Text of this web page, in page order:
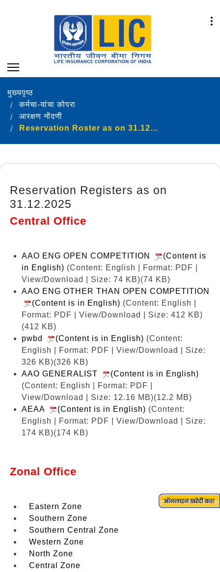
मुख्यपृष्ठ
कर्मचा-यांचा कोपरा
आरक्षण नोंदणी
Reservation Roster as on 31.12.2025
Reservation Registers as on
31.12.2025
Central Office
AAO ENG OPEN COMPETITION
(Content is
in English) (Content: English | Format: PDF |
View/Download | Size: 74 KB)(74 KB)
AAO ENG OTHER THAN OPEN COMPETITION
(Content is in English) (Content: English |
Format: PDF | View/Download | Size: 412 KB)
(412 KB)
pwbd
(Content is in English) (Content:
English | Format: PDF | View/Download | Size:
326 KB)(326 KB)
AAO GENERALIST
(Content is in English)
(Content: English | Format: PDF |
View/Download | Size: 12.16 MB)(12.2 MB)
AEAA
(Content is in English) (Content:
English | Format: PDF | View/Download | Size:
174 KB)(174 KB)
Zonal Office
Eastern Zone
Southern Zone
Southern Central Zone
Western Zone
North Zone
Central Zone